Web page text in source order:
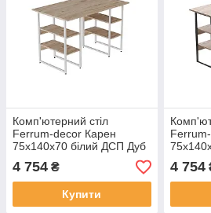
Комп'ютерний стіл
Ferrum-decor Карен
75x140x70 білий ДСП Дуб
Артізан 16мм (FRD-
102289)
4 754 ₴
Купити
Дуб
102073)
4 754